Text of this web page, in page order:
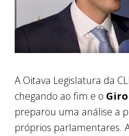
A Oitava Legislatura da
chegando ao fim e o
preparou uma análise a
próprios parlamentares.